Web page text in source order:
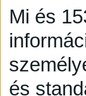
Mi és
és